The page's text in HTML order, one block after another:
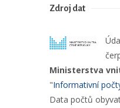
Zdroj dat
Ministerstva
"Informativní
Data počtů